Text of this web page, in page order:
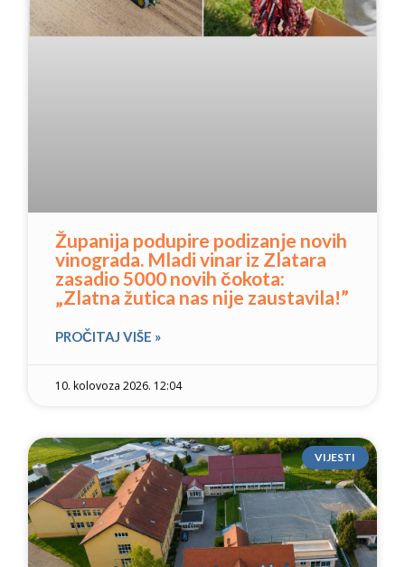
Županija podupire podizanje novih
vinograda. Mladi vinar iz Zlatara
zasadio 5000 novih čokota:
„Zlatna žutica nas nije zaustavila!”
PROČITAJ VIŠE »
10. kolovoza 2026. 12:04
VIJESTI